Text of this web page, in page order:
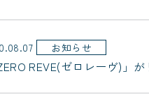
お知らせ
ZERO REVE(ゼロレーヴ)」